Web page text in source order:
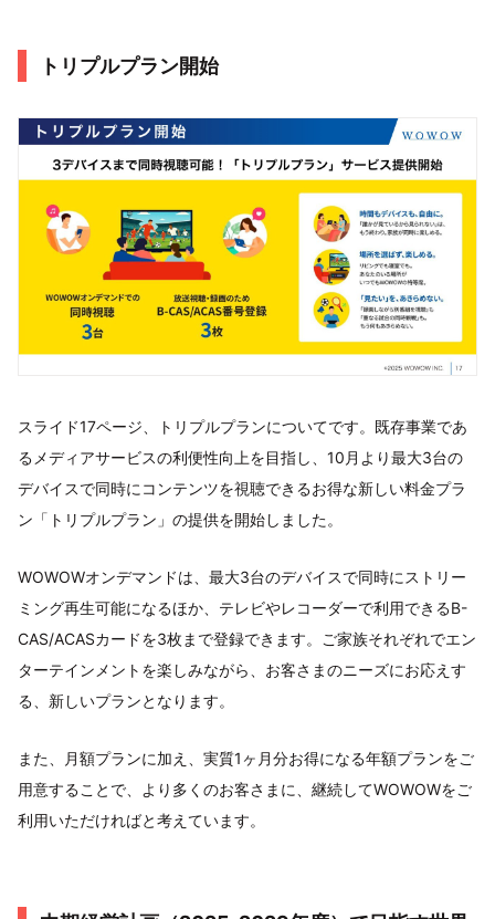
トリプルプラン開始
スライド17ページ、トリプルプランについてです。既存事業であ
るメディアサービスの利便性向上を目指し、10月より最大3台の
デバイスで同時にコンテンツを視聴できるお得な新しい料金プラ
ン「トリプルプラン」の提供を開始しました。
WOWOWオンデマンドは、最大3台のデバイスで同時にストリー
ミング再生可能になるほか、テレビやレコーダーで利用できるB-
CAS/ACASカードを3枚まで登録できます。ご家族それぞれでエン
ターテインメントを楽しみながら、お客さまのニーズにお応えす
る、新しいプランとなります。
また、月額プランに加え、実質1ヶ月分お得になる年額プランをご
用意することで、より多くのお客さまに、継続してWOWOWをご
利用いただければと考えています。